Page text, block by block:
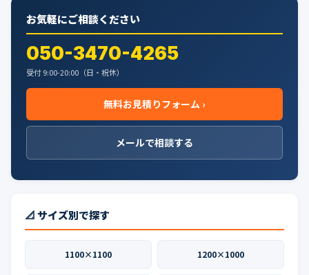
お気軽にご相談ください
050-3470-4265
受付 9:00-20:00（日・祝休）
無料お見積りフォーム ›
メールで相談する
📐 サイズ別で探す
1100×1100 1200×1000